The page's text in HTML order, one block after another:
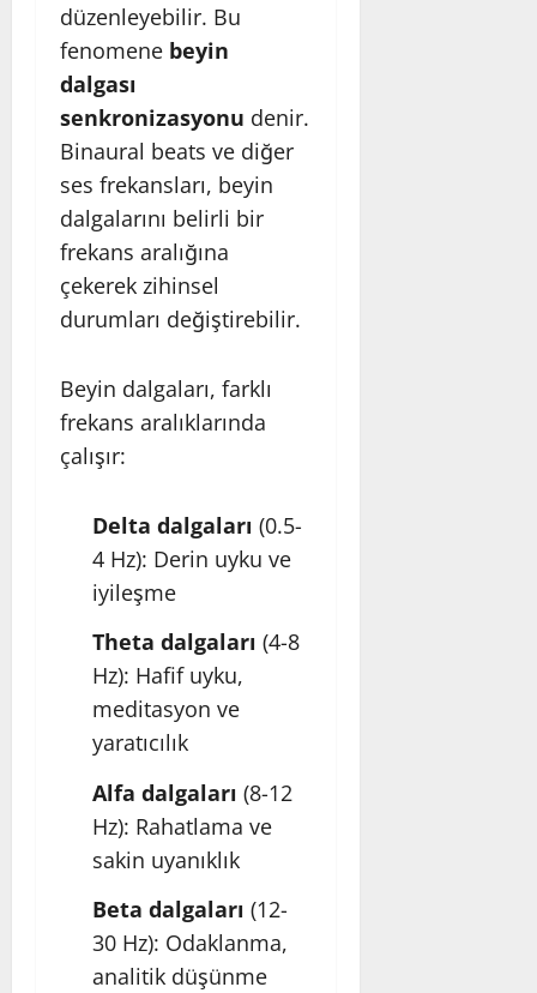
düzenleyebilir. Bu
fenomene beyin
dalgası
senkronizasyonu denir.
Binaural beats ve diğer
ses frekansları, beyin
dalgalarını belirli bir
frekans aralığına
çekerek zihinsel
durumları değiştirebilir.
Beyin dalgaları, farklı
frekans aralıklarında
çalışır:
Delta dalgaları (0.5-
4 Hz): Derin uyku ve
iyileşme
Theta dalgaları (4-8
Hz): Hafif uyku,
meditasyon ve
yaratıcılık
Alfa dalgaları (8-12
Hz): Rahatlama ve
sakin uyanıklık
Beta dalgaları (12-
30 Hz): Odaklanma,
analitik düşünme